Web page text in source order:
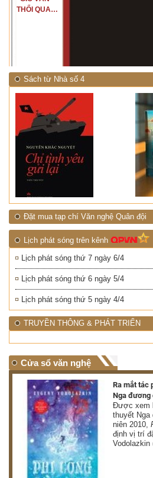
THỔI QUA
Sách từ Nhà số 4
Đặt mua tạp chí Văn nghệ Quân đội
Lịch phát sóng trên kênh
Lịch phát sóng thứ 7 ngày 6/4
Lịch phát sóng thứ 6 ngày 5/4
Lịch phát sóng thứ 5 ngày 4/4
TRUYỀN THÔNG & PHÁT TRIỂN
Cửa sổ văn nghệ
Ra mắt tác
Nga đương
Được xem
thuyết Nga
niên 2010,
định vị trí
Vodolazkin